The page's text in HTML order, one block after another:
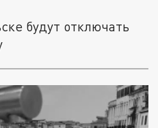
будут отключать